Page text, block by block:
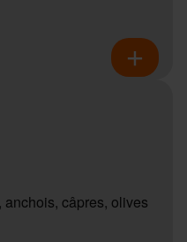
câpres, olives